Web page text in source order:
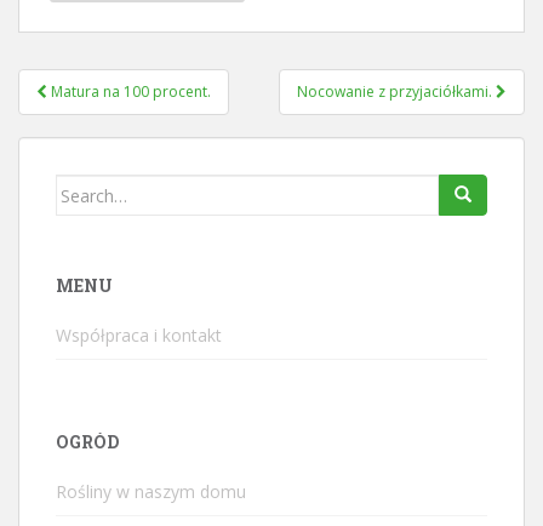
Nawigacja
wpisu
Matura na 100 procent. Nocowanie z przyjaciółkami.
Search
MENU
Współpraca i kontakt
OGRÓD
Rośliny w naszym domu